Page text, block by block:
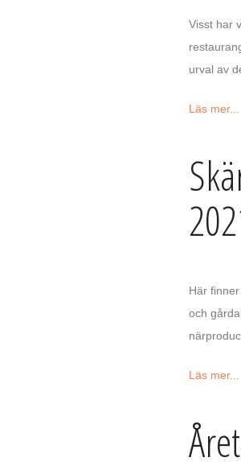
Visst har
urval av
Läs mer...
Här
och
Läs mer...